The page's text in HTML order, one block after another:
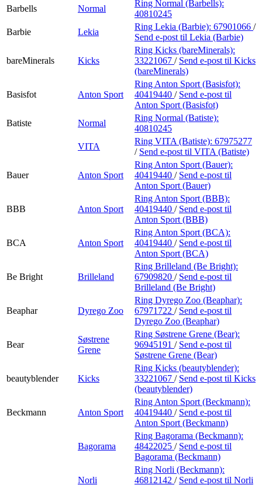
Barbells
Normal
Ring Normal (Barbells):
40810245
Barbie
Lekia
Ring Lekia (Barbie): 67901066 /
Send e-post til Lekia (Barbie)
bareMinerals Kicks
Ring Kicks (bareMinerals):
33221067 / Send e-post til Kicks
(bareMinerals)
Basisfot Anton Sport
Ring Anton Sport (Basisfot):
40419440 / Send e-post til
Anton Sport (Basisfot)
Batiste
Normal
Ring Normal (Batiste):
40810245
VITA
Ring VITA (Batiste): 67975277
/ Send e-post til VITA (Batiste)
Bauer Anton Sport
Ring Anton Sport (Bauer):
40419440 / Send e-post til
Anton Sport (Bauer)
BBB Anton Sport
Ring Anton Sport (BBB):
40419440 / Send e-post til
Anton Sport (BBB)
BCA Anton Sport
Ring Anton Sport (BCA):
40419440 / Send e-post til
Anton Sport (BCA)
Be Bright Brilleland
Ring Brilleland (Be Bright):
67909820 / Send e-post til
Brilleland (Be Bright)
Beaphar Dyrego Zoo
Ring Dyrego Zoo (Beaphar):
67971722 / Send e-post til
Dyrego Zoo (Beaphar)
Bear
Søstrene
Grene
Ring Søstrene Grene (Bear):
96945191 / Send e-post til
Søstrene Grene (Bear)
beautyblender Kicks
Ring Kicks (beautyblender):
33221067 / Send e-post til Kicks
(beautyblender)
Beckmann Anton Sport
Ring Anton Sport (Beckmann):
40419440 / Send e-post til
Anton Sport (Beckmann)
Bagorama
Ring Bagorama (Beckmann):
48422025 / Send e-post til
Bagorama (Beckmann)
Norli
Ring Norli (Beckmann):
46812142 / Send e-post til Norli